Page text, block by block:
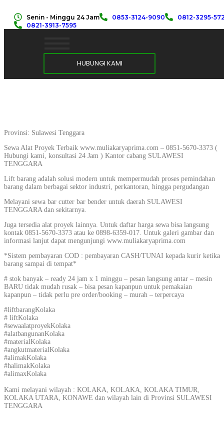
Senin - Minggu 24 Jam 0853-3124-9090
0812-3295-
0821-3913-7595
HUBUNGI KAMI
Provinsi: Sulawesi Tenggara
Sewa Alat Proyek Terbaik www.muliakaryaprima.com – 0851-5670-3373 (
Hubungi kami, konsultasi 24 Jam ) Kantor cabang SULAWESI
TENGGARA
Lift barang adalah solusi modern untuk mempermudah proses pemindahan
barang dalam berbagai sektor industri, perkantoran, hingga pergudangan
Melayani sewa bar cutter bar bender untuk daerah SULAWESI
TENGGARA dan sekitarnya.
Juga tersedia alat proyek lainnya. Untuk daftar harga sewa bisa langsung
kontak 0851-5670-3373 atau ke 0898-6359-017. Untuk galeri gambar dan
informasi lanjut dapat mengunjungi www.muliakaryaprima.com
*Sistem pembayaran COD : pembayaran CASH/TUNAI kepada kurir ketika
barang sampai di tempat*
# stok banyak – ready 24 jam x 1 minggu – pesan langsung antar – mesin
BARU tidak mudah rusak – bisa pesan kapanpun untuk pemakaian
kapanpun – tidak perlu pre order/booking – murah – terpercaya
#liftbarangKolaka
# liftKolaka
#sewaalatproyekKolaka
#alatbangunanKolaka
#materialKolaka
#angkutmaterialKolaka
#alimakKolaka
#halimakKolaka
#alimaxKolaka
Kami melayani wilayah : KOLAKA, KOLAKA, KOLAKA TIMUR,
KOLAKA UTARA, KONAWE dan wilayah lain di Provinsi SULAWESI
TENGGARA